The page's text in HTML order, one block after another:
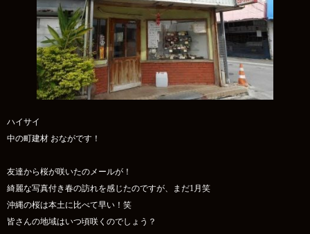
ハイサイ
中の町建材 おながです！
友達から桜が咲いたのメールが！
綺麗な写真付き春の訪れを感じたのですが、まだ1月笑
沖縄の桜は本土に比べて早い！笑
皆さんの地域はいつ頃咲くのでしょう？